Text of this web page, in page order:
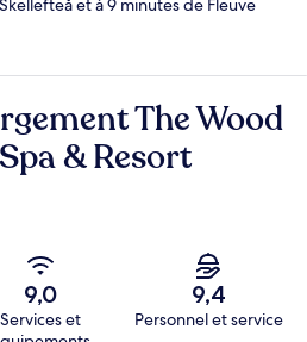
et à 9 minutes de Fleuve
The Wood
& Resort
9,0
Services et
9,4
Personnel et service